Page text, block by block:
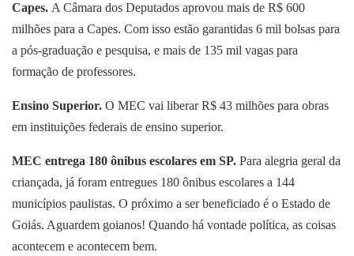
Capes. A Câmara dos Deputados aprovou mais de R$ 600
milhões para a Capes. Com isso estão garantidas 6 mil bolsas para
a pós-graduação e pesquisa, e mais de 135 mil vagas para
formação de professores.
Ensino Superior. O MEC vai liberar R$ 43 milhões para obras
em instituições federais de ensino superior.
MEC entrega 180 ônibus escolares em SP. Para alegria geral da
criançada, já foram entregues 180 ônibus escolares a 144
municípios paulistas. O próximo a ser beneficiado é o Estado de
Goiás. Aguardem goianos! Quando há vontade política, as coisas
acontecem e acontecem bem.